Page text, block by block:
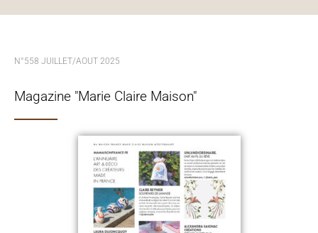
N°558 JUILLET/AOUT 2025
Magazine "Marie Claire Maison"